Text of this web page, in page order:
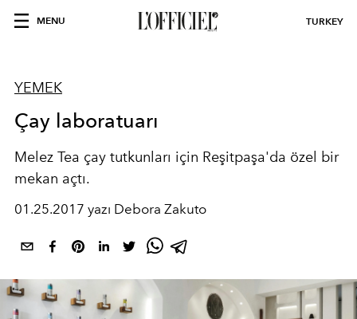
MENU TURKEY
YEMEK
Çay laboratuarı
Melez Tea çay tutkunları için Reşitpaşa'da özel bir
mekan açtı.
01.25.2017 yazı Debora Zakuto